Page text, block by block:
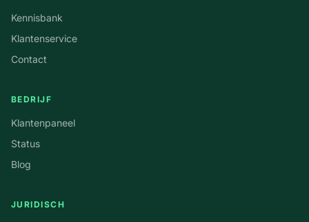
Kennisbank
Klantenservice
Contact
BEDRIJF
Klantenpaneel
Status
Blog
JURIDISCH